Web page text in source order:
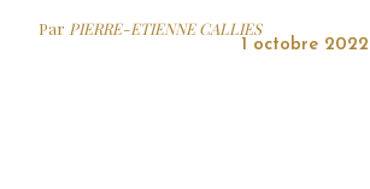
Par PIERRE-ETIENNE CALLIES
1 octobre 2022